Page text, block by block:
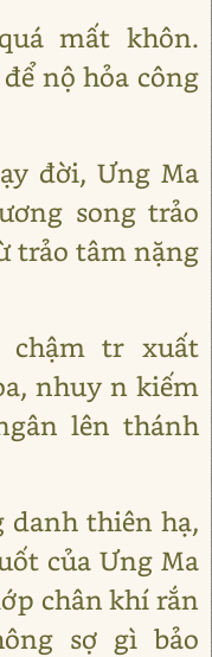
mất khôn.
nộ hỏa công
đời, Ưng Ma
song trảo
trảo tâm nặng
chậm tr xuất
nhuy n kiếm
lên thánh
danh thiên hạ,
của Ưng Ma
chân khí rắn
sợ gì bảo